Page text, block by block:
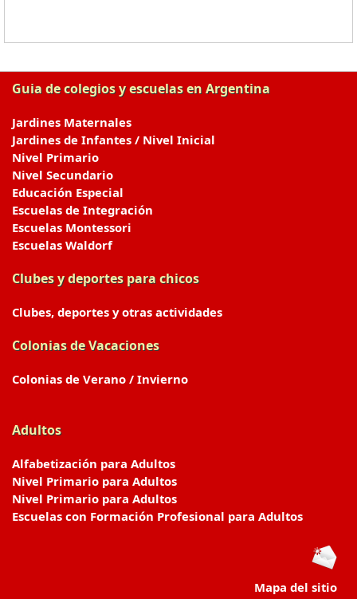
Guia de colegios y escuelas en Argentina
Jardines Maternales
Jardines de Infantes / Nivel Inicial
Nivel Primario
Nivel Secundario
Educación Especial
Escuelas de Integración
Escuelas Montessori
Escuelas Waldorf
Clubes y deportes para chicos
Clubes, deportes y otras actividades
Colonias de Vacaciones
Colonias de Verano / Invierno
Adultos
Alfabetización para Adultos
Nivel Primario para Adultos
Nivel Primario para Adultos
Escuelas con Formación Profesional para Adultos
Mapa del sitio